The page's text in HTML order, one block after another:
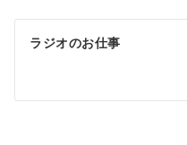
ビ
ゲ
シ
ラジオのお仕事